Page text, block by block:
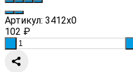
Артикул: 3412x0
102 ₽